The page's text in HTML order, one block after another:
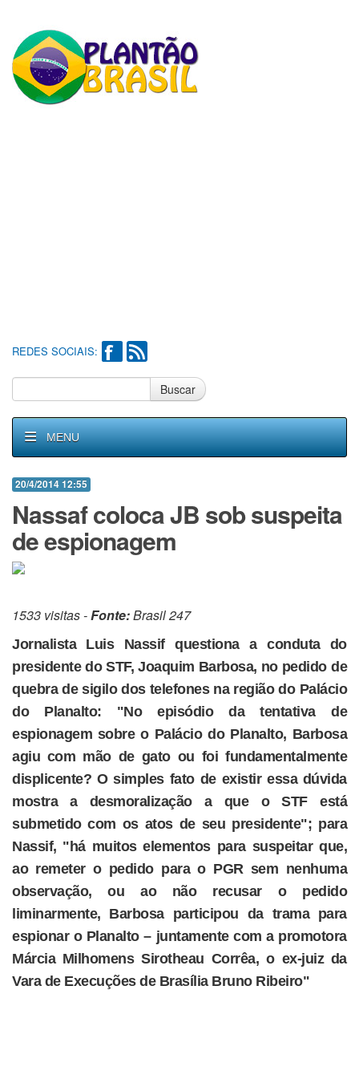
REDES SOCIAIS:
Buscar
MENU
20/4/2014 12:55
Nassaf coloca JB sob suspeita
de espionagem
1533 visitas -Fonte:Brasil 247
Jornalista Luis Nassif questiona a conduta do
presidente do STF, Joaquim Barbosa, no pedido de
quebra de sigilo dos telefones na região do Palácio
do Planalto: "No episódio da tentativa de
espionagem sobre o Palácio do Planalto, Barbosa
agiu com mão de gato ou foi fundamentalmente
displicente? O simples fato de existir essa dúvida
mostra a desmoralização a que o STF está
submetido com os atos de seu presidente"; para
Nassif, "há muitos elementos para suspeitar que,
ao remeter o pedido para o PGR sem nenhuma
observação, ou ao não recusar o pedido
liminarmente, Barbosa participou da trama para
espionar o Planalto – juntamente com a promotora
Márcia Milhomens Sirotheau Corrêa, o ex-juiz da
Vara de Execuções de Brasília Bruno Ribeiro"